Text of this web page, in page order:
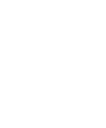
Duivelsklauw